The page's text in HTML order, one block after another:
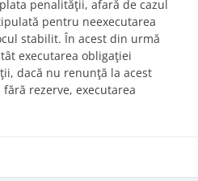
penalităţii, afară de cazul
pentru neexecutarea
stabilit. În acest din urmă
executarea obligaţiei
dacă nu renunţă la acest
rezerve, executarea